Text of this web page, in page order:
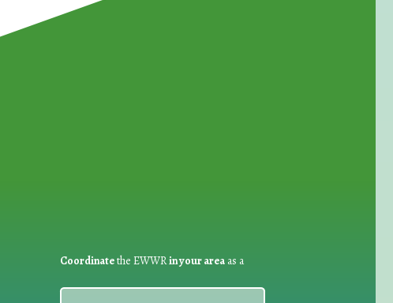
Coordinatethe EWWRin your areaas a